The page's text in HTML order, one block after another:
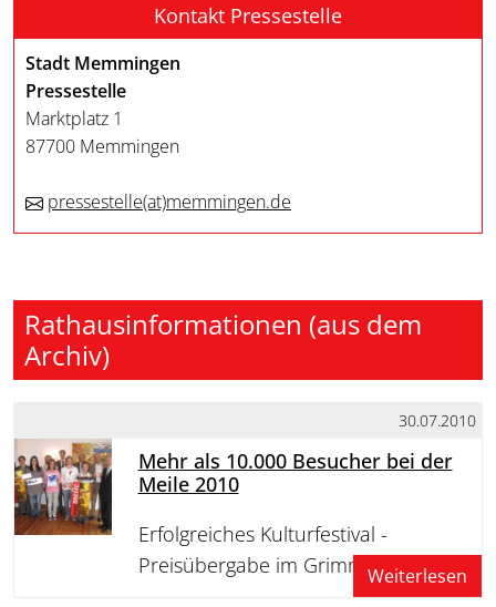
Kontakt Pressestelle
Stadt Memmingen
Pressestelle
Marktplatz 1
87700 Memmingen
pressestelle(at)memmingen.de
Rathausinformationen (aus dem
Archiv)
30.07.2010
Mehr als 10.000 Besucher bei der
Meile 2010
Erfolgreiches Kulturfestival -
Preisübergabe im Grimmelhaus
Weiterlesen